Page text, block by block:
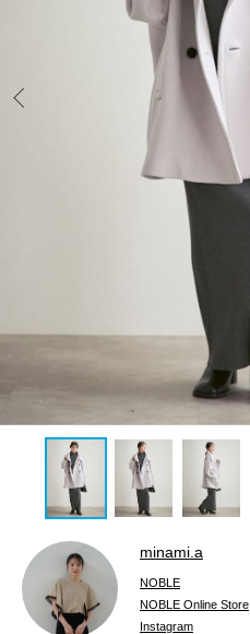
minami.a
NOBLE
NOBLE Online Store
Instagram